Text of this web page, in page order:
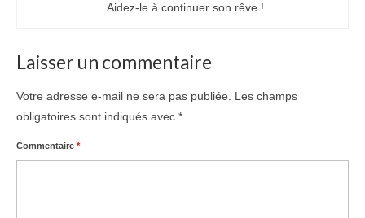
Aidez-le à continuer son rêve !
Laisser un commentaire
Votre adresse e-mail ne sera pas publiée.
Les champs
obligatoires sont indiqués avec *
Commentaire *